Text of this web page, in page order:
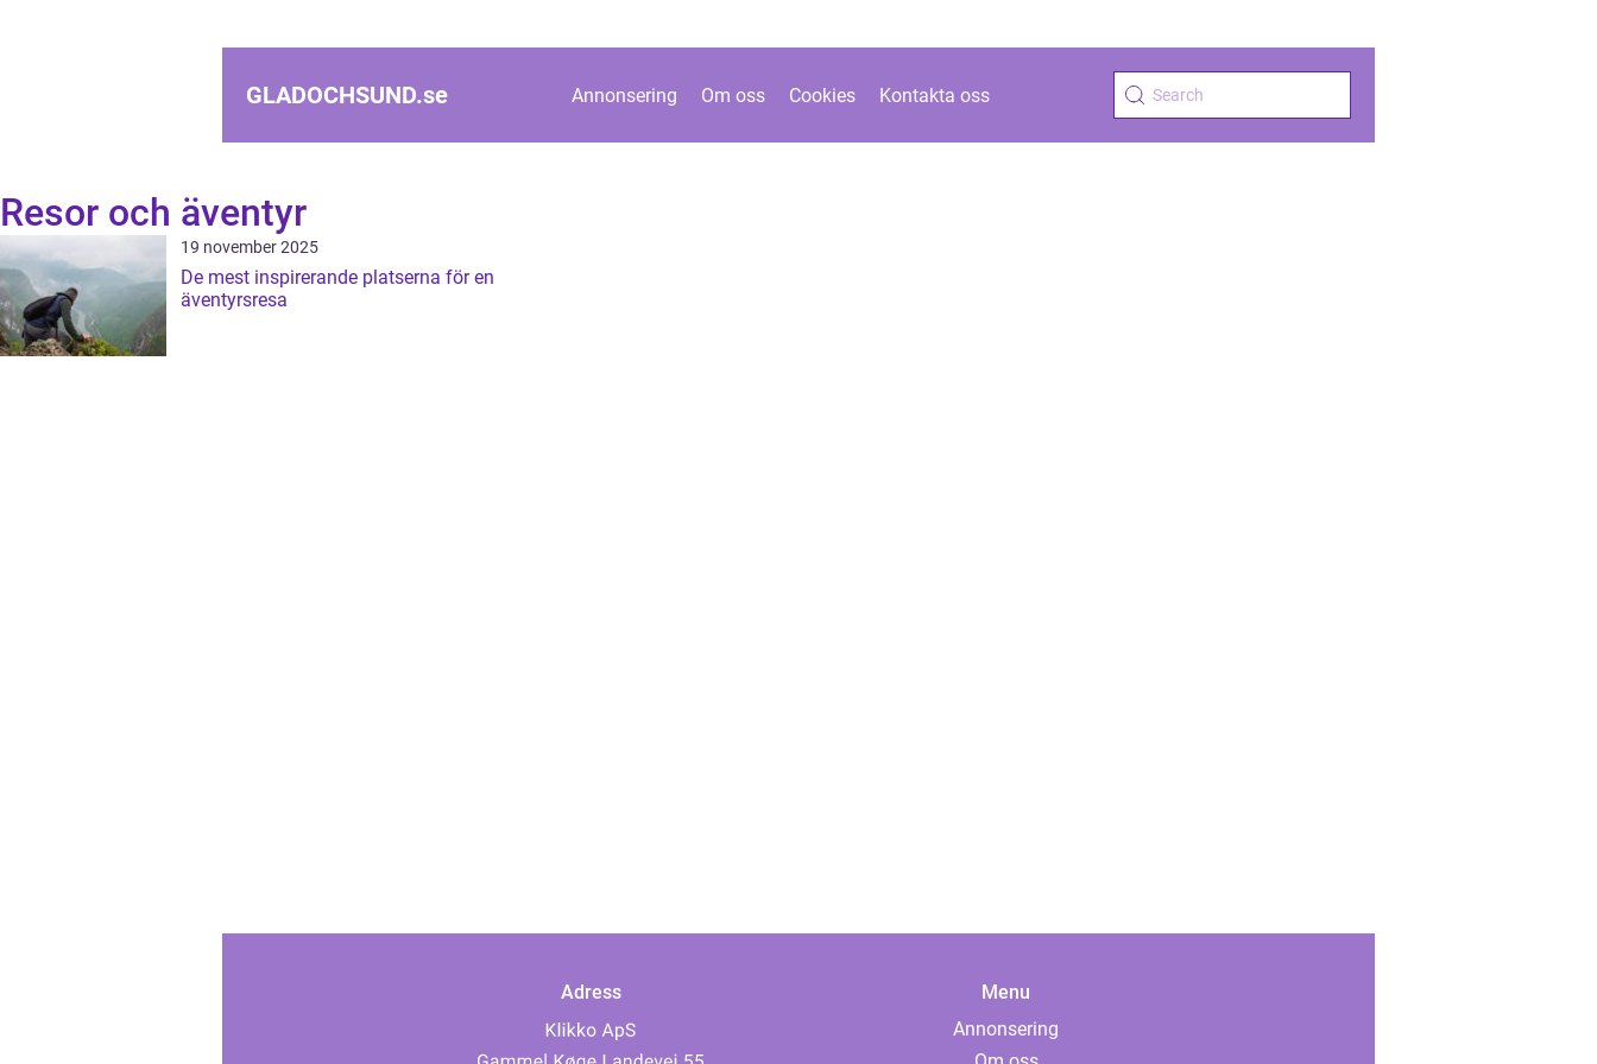
GLADOCHSUND.se Annonsering Om oss Cookies Kontakta oss
Resor och äventyr
19 november 2025
De mest inspirerande platserna för en
äventyrsresa
Adress
Menu
Annonsering